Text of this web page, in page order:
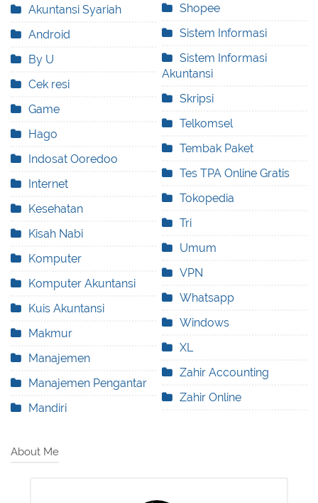
Akuntansi Syariah
Android
By U
Cek resi
Game
Hago
Indosat Ooredoo
Internet
Kesehatan
Kisah Nabi
Komputer
Komputer Akuntansi
Kuis Akuntansi
Makmur
Manajemen
Manajemen Pengantar
Mandiri
Shopee
Sistem Informasi
Sistem Informasi
Akuntansi
Skripsi
Telkomsel
Tembak Paket
Tes TPA Online Gratis
Tokopedia
Tri
Umum
VPN
Whatsapp
Windows
XL
Zahir Accounting
Zahir Online
About Me